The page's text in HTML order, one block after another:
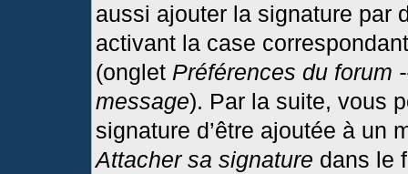
aussi ajouter la signature par
activant la case
(onglet Préférences du forum
message). Par la suite, vous
signature d’être ajoutée à un
Attacher sa signature dans le